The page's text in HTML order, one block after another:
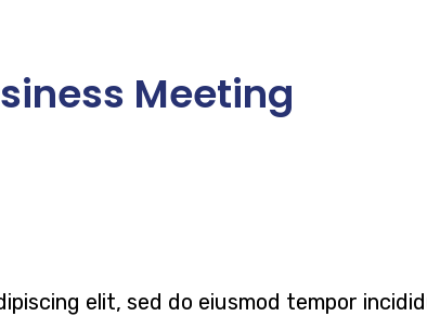
Meeting
elit, sed do eiusmod tempor